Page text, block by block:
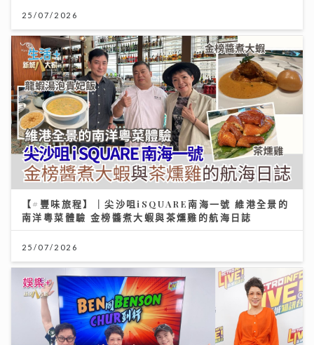
25/07/2026
【#豐味旅程】｜尖沙咀iSQUARE南海一號 維港全景的
南洋粵菜體驗 金榜醬煮大蝦與茶燻雞的航海日誌
25/07/2026